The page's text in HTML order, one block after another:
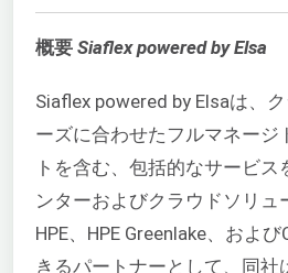
概要 Siaflex powered by Elsa
Siaflex powered by Elsaは、
ーズに合わせたフルマネージ
トを含む、包括的なサービ
ンターおよびクラウドソリュ
HPE、HPE Greenlake、およ
きるパートナーとして、同社